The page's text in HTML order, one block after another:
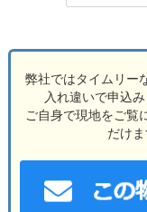
弊社ではタイムリー
入れ違いで申込
ご自身で現地をご覧
だけ